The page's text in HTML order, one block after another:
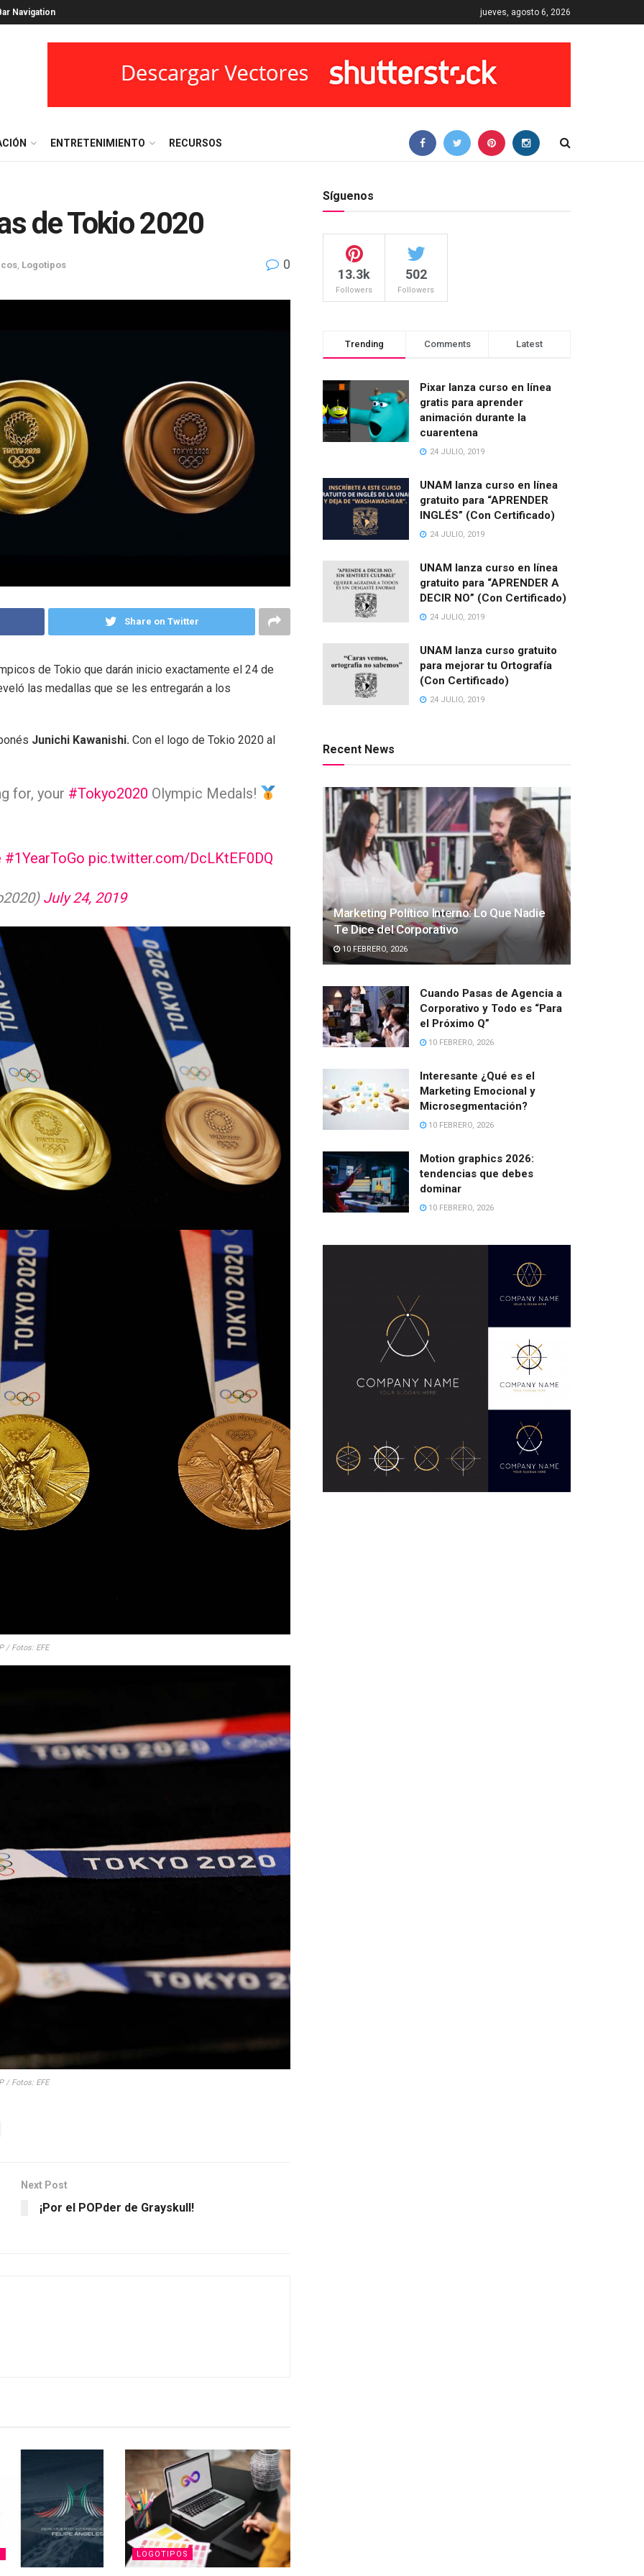
Navigation jueves, agosto 6, 2026
ENTRETENIMIENTO RECURSOS
de Tokio 2020
Logotipos 0
Share on Twitter
de Tokio que darán inicio exactamente el 24 de
las medallas que se les entregarán a los
Junichi Kawanishi. Con el logo de Tokio 2020 al
for, your #Tokyo2020 Olympic Medals!
#1YearToGo pic.twitter.com/DcLKtEF0DQ
July 24, 2019
/ Fotos: EFE
/ Fotos: EFE
Next Post
¡Por el POPder de Grayskull!
LOGOTIPOS
Síguenos
13.3k
Followers
502
Followers
Trending Comments Latest
Pixar lanza curso en línea
gratis para aprender
animación durante la
cuarentena
24 JULIO, 2019
UNAM lanza curso en línea
gratuito para “APRENDER
INGLÉS” (Con Certificado)
24 JULIO, 2019
UNAM lanza curso en línea
gratuito para “APRENDER A
DECIR NO” (Con Certificado)
24 JULIO, 2019
UNAM lanza curso gratuito
para mejorar tu Ortografía
(Con Certificado)
24 JULIO, 2019
Recent News
Marketing Político Interno: Lo Que Nadie
Te Dice del Corporativo
10 FEBRERO, 2026
Cuando Pasas de Agencia a
Corporativo y Todo es “Para
el Próximo Q”
10 FEBRERO, 2026
Interesante ¿Qué es el
Marketing Emocional y
Microsegmentación?
10 FEBRERO, 2026
Motion graphics 2026:
tendencias que debes
dominar
10 FEBRERO, 2026